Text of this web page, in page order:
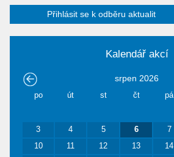
Přihlásit se k odběru aktualit
Kalendář akcí
srpen 2026
po út st čt pá
3
4 5 6 7
10
11 12 13 14